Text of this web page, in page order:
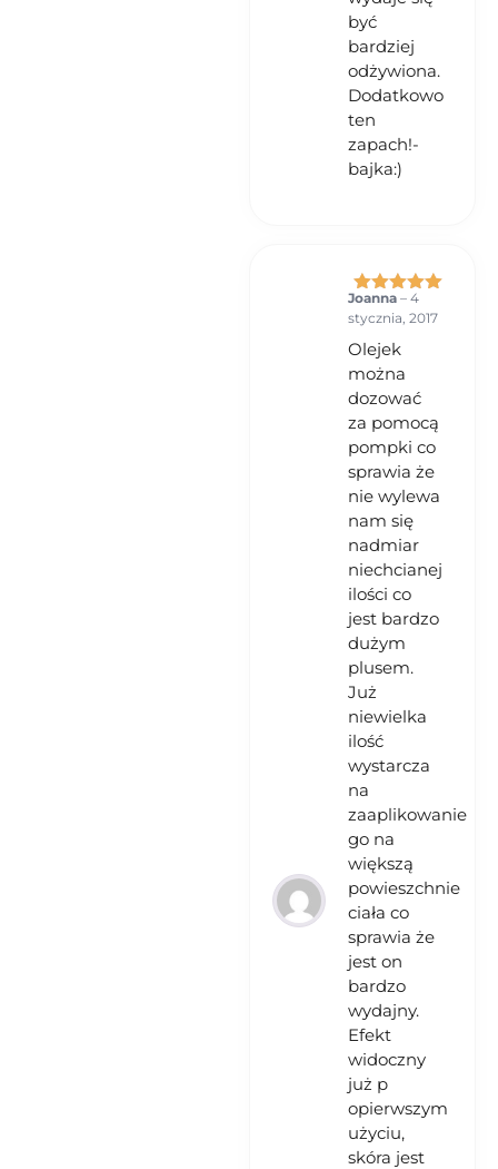
być
bardziej
odżywiona.
Dodatkowo
ten
zapach!-
bajka:)
Oceniono
na 5
Joanna – 4
stycznia, 2017
Olejek
można
dozować
za pomocą
pompki co
sprawia że
nie wylewa
nam się
nadmiar
niechcianej
ilości co
jest bardzo
dużym
plusem.
Już
niewielka
ilość
wystarcza
na
zaaplikowanie
go na
większą
powieszchnie
ciała co
sprawia że
jest on
bardzo
wydajny.
Efekt
widoczny
już p
opierwszym
użyciu,
skóra jest